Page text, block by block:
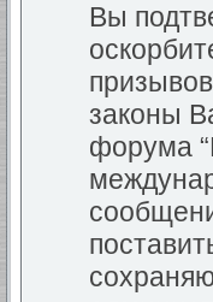
Вы
законы
форума